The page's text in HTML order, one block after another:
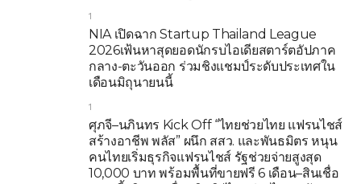
1
NIA เปิดฉาก Startup Thailand League
2026เฟ้นหาสุดยอดนักรบไอเดียสตาร์ตอัปภาค
กลาง-ตะวันออก ร่วมชิงแชมป์ระดับประเทศใน
เดือนมิถุนายนนี้
1
ศุภจี–นภินทร Kick Off “ไทยช่วยไทย แฟรนไชส์
สร้างอาชีพ พลัส” ผนึก สสว. และพันธมิตร หนุน
คนไทยเริ่มธุรกิจแฟรนไชส์ รัฐช่วยจ่ายสูงสุด
10,000 บาท พร้อมพื้นที่ขายฟรี 6 เดือน–สินเชื่อ